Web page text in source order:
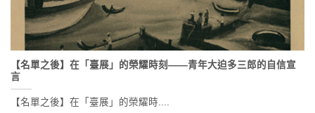
【名單之後】在「臺展」的榮耀時刻——青年大迫多三郎的自信宣
言
【名單之後】在「臺展」的榮耀時....